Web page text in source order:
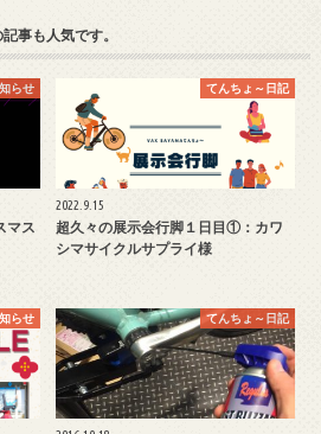
事も人気です。
らせ
マス
てんちょ～日記
2022.9.15
超久々の展示会行脚１日目①：カワ
シマサイクルサプライ様
らせ てんちょ～日記